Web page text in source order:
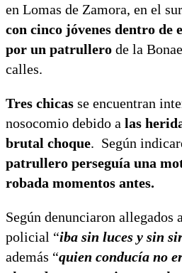
en Lomas de Zamora, en el
con cinco jóvenes dentro de
por un patrullero de la
calles.
Tres chicas se encuentran
nosocomio debido a las
brutal choque. Según
patrullero perseguía una
robada momentos antes.
Según denunciaron
policial “iba sin luces y sin
además “quien conducía no